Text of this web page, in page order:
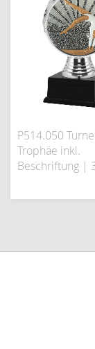
P514.050
Trophäe inkl.
Beschriftung |